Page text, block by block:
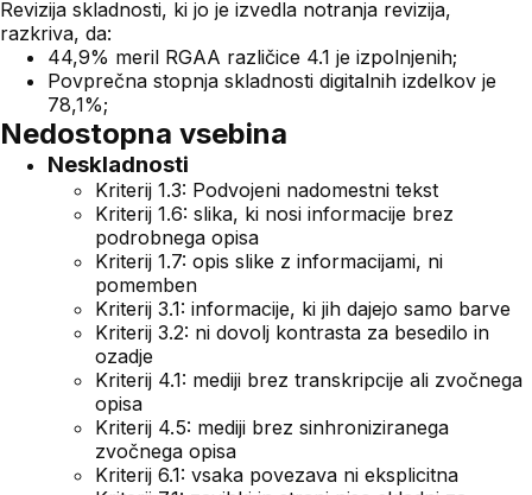
Revizija skladnosti, ki jo je izvedla notranja revizija,
razkriva, da:
44,9% meril RGAA različice 4.1 je izpolnjenih;
Povprečna stopnja skladnosti digitalnih izdelkov je
78,1%;
Nedostopna vsebina
Neskladnosti
Kriterij 1.3: Podvojeni nadomestni tekst
Kriterij 1.6: slika, ki nosi informacije brez
podrobnega opisa
Kriterij 1.7: opis slike z informacijami, ni
pomemben
Kriterij 3.1: informacije, ki jih dajejo samo barve
Kriterij 3.2: ni dovolj kontrasta za besedilo in
ozadje
Kriterij 4.1: mediji brez transkripcije ali zvočnega
opisa
Kriterij 4.5: mediji brez sinhroniziranega
zvočnega opisa
Kriterij 6.1: vsaka povezava ni eksplicitna